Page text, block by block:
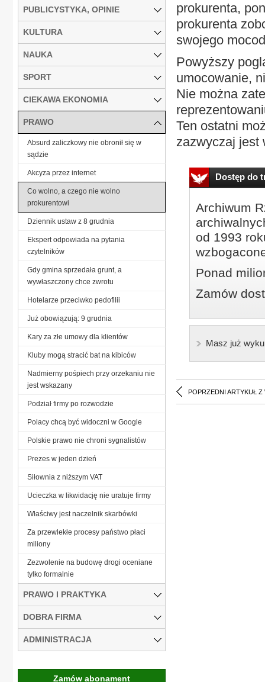
prokurenta,
prokurenta
swojego
Powyższy
umocowanie,
Nie można
Ten ostatni
zazwyczaj jest
Dostęp do
Archiwum
od 1993
Ponad
Zamów
Masz już
POPRZEDNI ARTYKUŁ Z
PUBLICYSTYKA, OPINIE
KULTURA
NAUKA
SPORT
CIEKAWA EKONOMIA
PRAWO
Absurd zaliczkowy nie obronił się w
sądzie
Akcyza przez internet
Co wolno, a czego nie wolno
prokurentowi
Dziennik ustaw z 8 grudnia
Ekspert odpowiada na pytania
czytelników
Gdy gmina sprzedała grunt, a
wywłaszczony chce zwrotu
Hotelarze przeciwko pedofilii
Już obowiązują: 9 grudnia
Kary za złe umowy dla klientów
Kluby mogą stracić bat na kibiców
Nadmierny pośpiech przy orzekaniu nie
jest wskazany
Podział firmy po rozwodzie
Polacy chcą być widoczni w Google
Polskie prawo nie chroni sygnalistów
Prezes w jeden dzień
Siłownia z niższym VAT
Ucieczka w likwidację nie uratuje firmy
Właściwy jest naczelnik skarbówki
Za przewlekłe procesy państwo płaci
miliony
Zezwolenie na budowę drogi oceniane
tylko formalnie
PRAWO I PRAKTYKA
DOBRA FIRMA
ADMINISTRACJA
Zamów abonament